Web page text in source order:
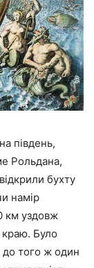
південь,
Рольдана,
бухту
намір
км уздовж
краю. Було
до того ж один